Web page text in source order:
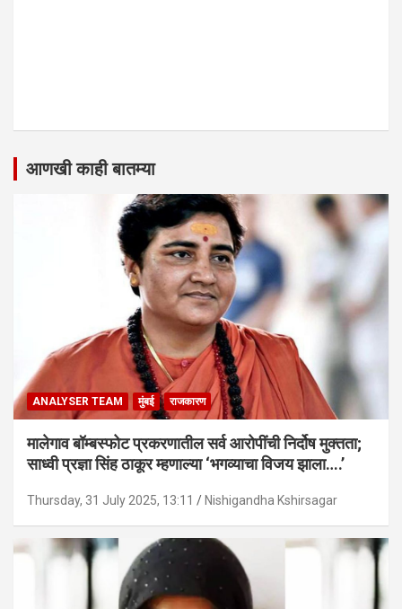
आणखी काही बातम्या
ANALYSER TEAM मुंबई राजकारण
मालेगाव बॉम्बस्फोट प्रकरणातील सर्व आरोपींची निर्दोष मुक्तता;
साध्वी प्रज्ञा सिंह ठाकूर म्हणाल्या ‘भगव्याचा विजय झाला….’
Thursday, 31 July 2025, 13:11 Nishigandha Kshirsagar